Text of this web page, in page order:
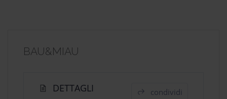
BAU&MIAU
DETTAGLI condividi